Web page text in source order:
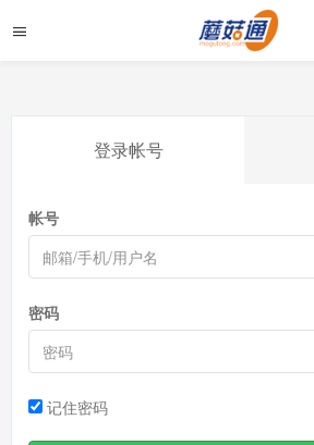
登录帐号
帐号
密码
记住密码